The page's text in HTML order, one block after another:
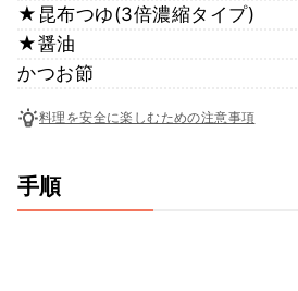
★昆布つゆ(3倍濃縮タイプ)
★醤油
かつお節
料理を安全に楽しむための注意事項
手順